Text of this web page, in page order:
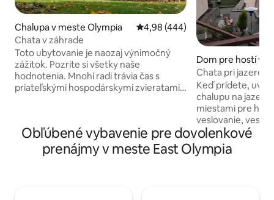
Chalupa v meste Olympia Priemerné ohodnotenie 4,98 z
4,98 (444)
Chata v záhrade
Toto ubytovanie je naozaj výnimočný
zážitok. Pozrite si všetky naše
hodnotenia. Mnohí radi trávia čas s
priateľskými hospodárskymi zvieratami.
všetky služby sú vzdialené do 2 míľ. Len
1,6 km od diaľnice, s ľahkým prístupom k
slanej vode, turistickým chodníkom a
Dom pre hostí v
ey
Chata pri jazere v
Keď prídete,
chalupu na jazere
miestami pre
veslovanie,
rybolov(počas
licencia) alebo
pri sledovaní husí
Obľúbené vybavenie pre dovolenkové
prenájmy v meste East Olympia